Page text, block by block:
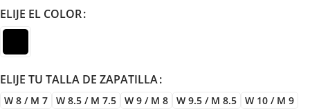
ELIJE EL COLOR
ELIJE TU TALLA DE ZAPATILLA
W 8 / M 7 W 8.5 / M 7.5 W 9 / M 8 W 9.5 / M 8.5
W 10 / M 9